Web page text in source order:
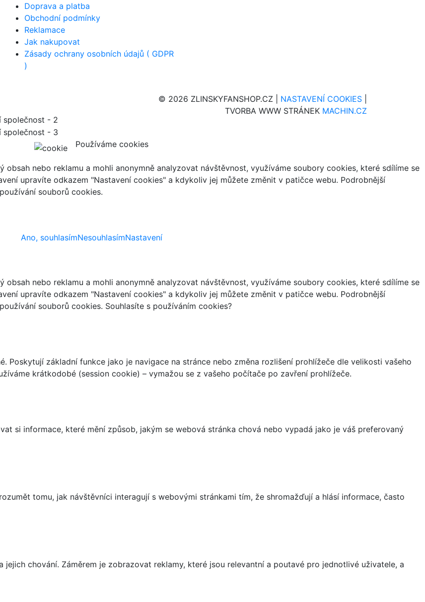
Doprava a platba
Obchodní podmínky
Reklamace
Jak nakupovat
Zásady ochrany osobních údajů ( GDPR
)
© 2026 ZLINSKYFANSHOP.CZ | NASTAVENÍ COOKIES
TVORBA WWW STRÁNEK MACHIN.CZ
Používáme cookies
nebo reklamu a mohli anonymně analyzovat návštěvnost, využíváme soubory cookies, které sdílíme se
upravíte odkazem "Nastavení cookies" a kdykoliv jej můžete změnit v patičce webu. Podrobnější
souborů cookies.
Ano, souhlasímNesouhlasímNastavení
nebo reklamu a mohli anonymně analyzovat návštěvnost, využíváme soubory cookies, které sdílíme se
upravíte odkazem "Nastavení cookies" a kdykoliv jej můžete změnit v patičce webu. Podrobnější
souborů cookies. Souhlasíte s používáním cookies?
základní funkce jako je navigace na stránce nebo změna rozlišení prohlížeče dle velikosti vašeho
krátkodobé (session cookie) – vymažou se z vašeho počítače po zavření prohlížeče.
si informace, které mění způsob, jakým se webová stránka chová nebo vypadá jako je váš preferovaný
tomu, jak návštěvníci interagují s webovými stránkami tím, že shromažďují a hlásí informace, často
chování. Záměrem je zobrazovat reklamy, které jsou relevantní a poutavé pro jednotlivé uživatele, a